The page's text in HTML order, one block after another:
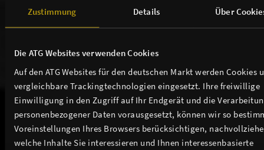
Zustimmung Details Über
Die ATG Websites verwenden Cookies
Auf den ATG Websites für den deutschen Markt werden Cookies
vergleichbare Trackingtechnologien eingesetzt. Ihre freiwillige
Einwilligung in den Zugriff auf Ihr Endgerät und die
personenbezogener Daten vorausgesetzt, können wir so
Voreinstellungen Ihres Browsers berücksichtigen,
welche Inhalte Sie interessieren und Ihnen interessenbasierte
TICKETS
Weitere Events in unserem Theater